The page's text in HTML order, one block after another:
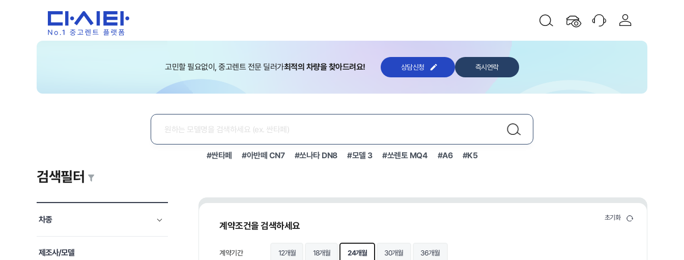
고민할 필요없이, 중고렌트 전문 딜러가최적의 차량을 찾아드려요! 상담신청 즉시연락
#싼타페 #아반떼 CN7 #쏘나타 DN8 #모델 3 #쏘렌토 MQ4 #A6 #K5
검색필터
차종
제조사/모델
계약조건을 검색하세요
계약기간 12개월 18개월 24개월 30개월 36개월
초기화